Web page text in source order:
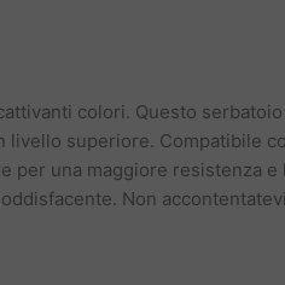
colori. Questo
superiore. Compatibile
una maggiore resistenza
Non